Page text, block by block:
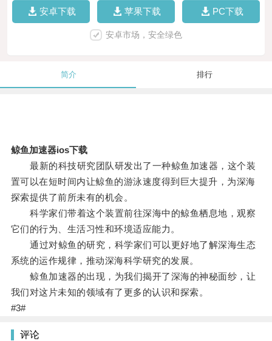
安卓下载 苹果下载 PC下载
安卓市场，安全绿色
简介 排行
鲸鱼加速器ios下载
最新的科技研究团队研发出了一种鲸鱼加速器，这个装
置可以在短时间内让鲸鱼的游泳速度得到巨大提升，为深海
探索提供了前所未有的机会。
科学家们带着这个装置前往深海中的鲸鱼栖息地，观察
它们的行为、生活习性和环境适应能力。
通过对鲸鱼的研究，科学家们可以更好地了解深海生态
系统的运作规律，推动深海科学研究的发展。
鲸鱼加速器的出现，为我们揭开了深海的神秘面纱，让
我们对这片未知的领域有了更多的认识和探索。
#3#
评论